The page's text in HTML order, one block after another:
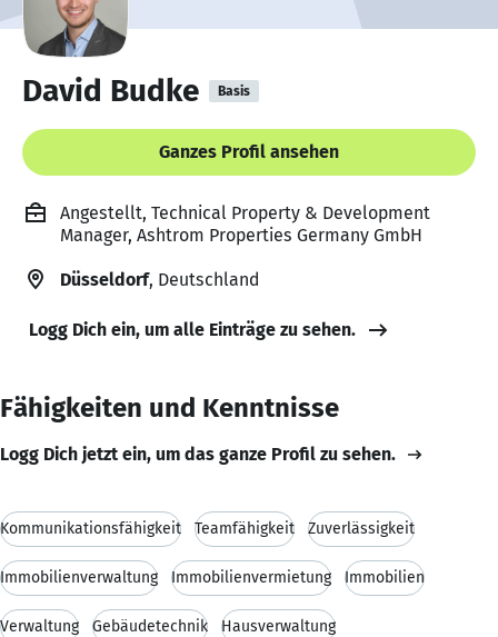
David Budke Basis
Ganzes Profil ansehen
Angestellt, Technical Property & Development
Manager, Ashtrom Properties Germany GmbH
Düsseldorf, Deutschland
Logg Dich ein, um alle Einträge zu sehen.
Fähigkeiten und Kenntnisse
Logg Dich jetzt ein, um das ganze Profil zu sehen.
Kommunikationsfähigkeit Teamfähigkeit Zuverlässigkeit
Immobilienverwaltung Immobilienvermietung Immobilien
Verwaltung Gebäudetechnik Hausverwaltung